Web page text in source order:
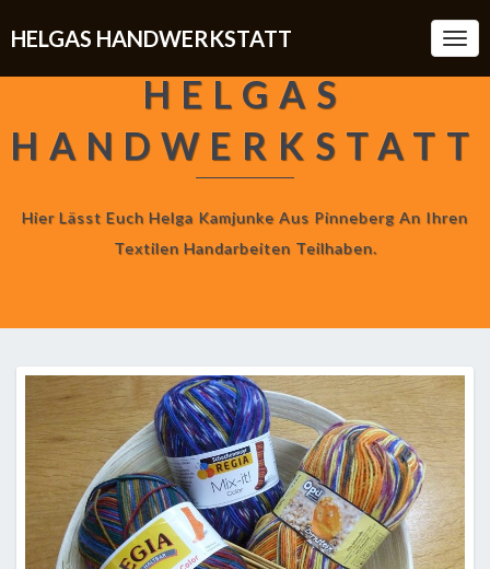
HELGAS HANDWERKSTATT
HELGAS
HANDWERKSTATT
Hier Lässt Euch Helga Kamjunke Aus Pinneberg An Ihren
Textilen Handarbeiten Teilhaben.